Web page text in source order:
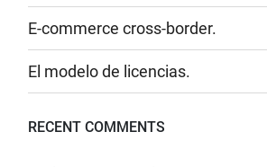
E-commerce cross-border.
El modelo de licencias.
RECENT COMMENTS